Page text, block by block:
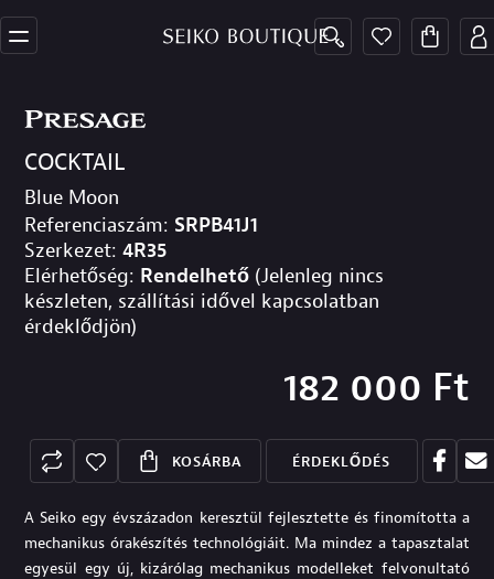
COCKTAIL
Blue Moon
Referenciaszám: SRPB41J1
Szerkezet: 4R35
Elérhetőség: Rendelhető (Jelenleg nincs
készleten, szállítási idővel kapcsolatban
érdeklődjön)
182 000 Ft
KOSÁRBA ÉRDEKLŐDÉS
A Seiko egy évszázadon keresztül fejlesztette és finomította a
mechanikus órakészítés technológiáit. Ma mindez a tapasztalat
egyesül egy új, kizárólag mechanikus modelleket felvonultató